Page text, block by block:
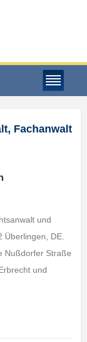
Fachanwalt
und
Überlingen, DE.
Nußdorfer Straße
und